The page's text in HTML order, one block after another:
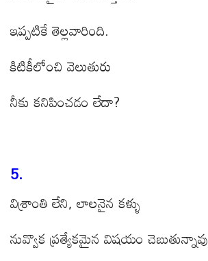
ఇప్పటికే తెల్లవారింది.
కిటికీలోంచి వెలుతురు
నీకు కనిపించడం లేదా?
5.
విశ్రాంతి లేని, లాలనైన కళ్ళు
నువ్వొక ప్రత్యేకమైన విషయం చెబుతున్నావు